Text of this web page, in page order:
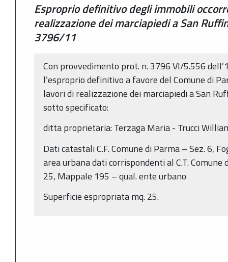
Esproprio definitivo degli immobili
realizzazione dei marciapiedi a San
3796/11
Con provvedimento prot. n. 3796 VI/5.556
l’esproprio definitivo a favore del Comune di
lavori di realizzazione dei marciapiedi a San
sotto specificato:
ditta proprietaria: Terzaga Maria - Trucci
Dati catastali C.F. Comune di Parma – Sez. 6,
area urbana dati corrispondenti al C.T. Comune
25, Mappale 195 – qual. ente urbano
Superficie espropriata mq. 25.